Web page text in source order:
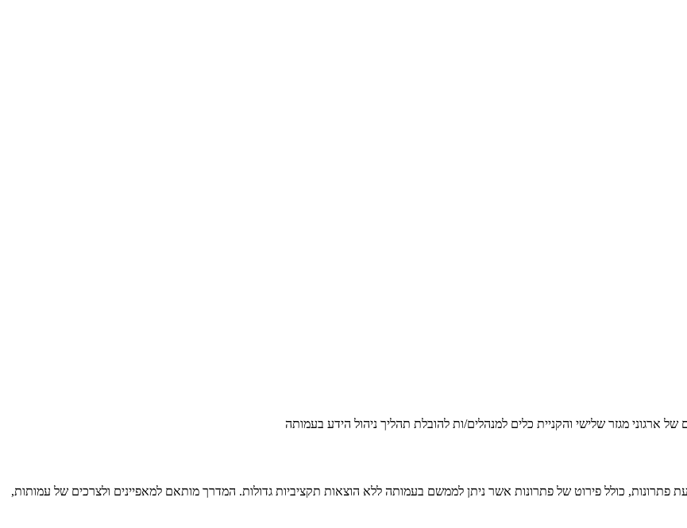
ארגוני מגזר שלישי והקניית כלים למנהלים/ות להובלת תהליך ניהול הידע בעמותה
פתרונות, כולל פירוט של פתרונות אשר ניתן לממשם בעמותה ללא הוצאות תקציביות גדולות. המדרך מותאם למאפיינים ולצרכים של עמותות,